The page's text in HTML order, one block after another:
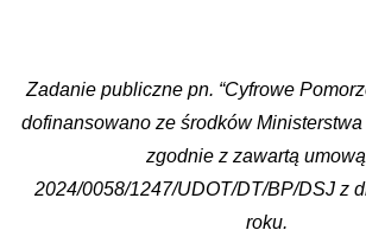
Zadanie publiczne pn. “Cyfrowe
dofinansowano ze środków
zgodnie z zawartą
2024/0058/1247/UDOT/DT/BP/DSJ z
roku.